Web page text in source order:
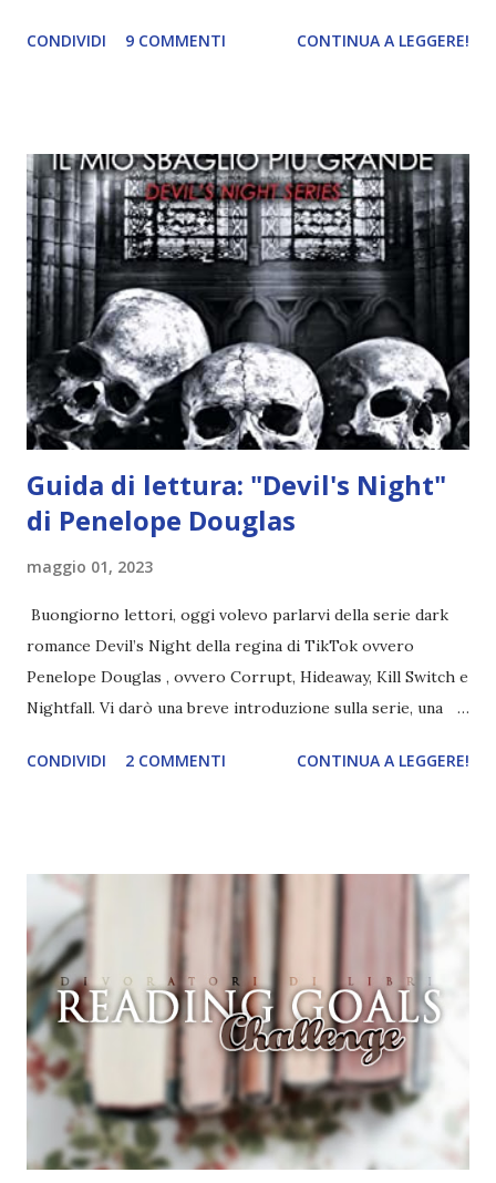
incontrano e Hesediel mostra loro come combattere i puri.
angelo puro, Elemiah. Ma, a differenza di cosa pensano,
l'angelo non ha intenzione di fare una strage, piuttosto è lì
per avvertili che Mikael non è più "l'angelo puro" che
credono e che potrebbe aver ucciso altri mezzi angeli, tipo
Rafael. A quelle parole, Haniel seguito da altri ibridi, si reca
nell'appartamento, senza risultati. Infine cercano nella
chiesetta. Lì trovano Rafael alle prese con gli angeli puri,
ma questa volta ...
CONDIVIDI 9 COMMENTI CONTINUA A LEGGERE!
Guida di lettura: "Devil's Night"
di Penelope Douglas
maggio 01, 2023
Buongiorno lettori, oggi volevo parlarvi della serie dark
romance Devil’s Night della regina di TikTok ovvero
Penelope Douglas , ovvero Corrupt, Hideaway, Kill Switch e
Nightfall. Vi darò una breve introduzione sulla serie, una
e anche un breve commento sui libri singoli. I libri sono in
grande (Devil's Night 1#) Autrice : Penelope Douglas
Pagine: 448 Editore: Newton Compton Editori
Pubblicazione: 10 Gennaio 2023 Traduttore: Laura Lancini
Trama: “Si chiama Michael Crist. È il fratello maggiore del
mio ragazzo ed è come quei film dell'orrore che guardi
coprendoti gli occhi. È bellissimo, forte, e assolutamente
terrificante. Non mi vede neppure. Ma io l'ho notato. L'ho
visto, l'ho sentito. Le cose che ha fatto, i misfatti ch...
CONDIVIDI 2 COMMENTI CONTINUA A LEGGERE!